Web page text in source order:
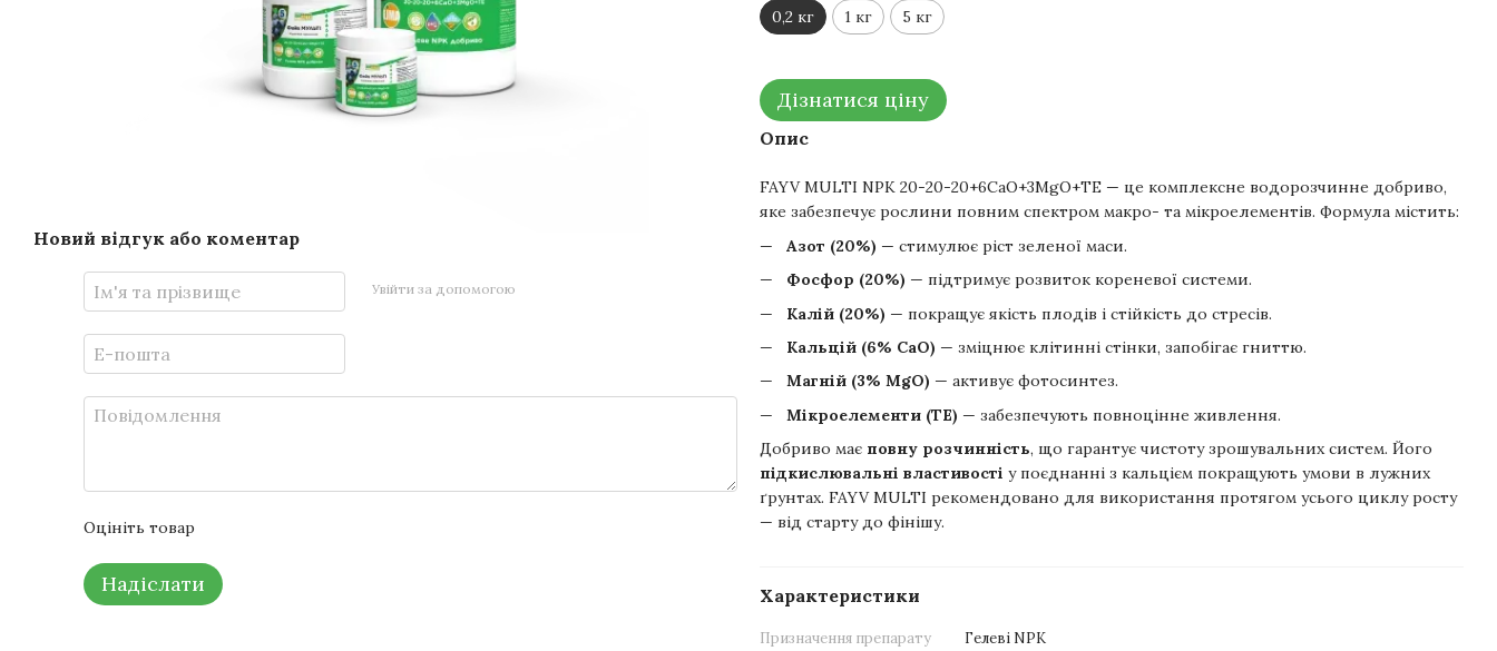
Новий відгук або коментар
Увійти за допомогою
Оцініть товар
Надіслати
0,2 кг 1 кг 5 кг
Дізнатися ціну
Опис
FAYV MULTI NPK 20-20-20+6CaO+3MgO+TE — це комплексне водорозчинне добриво,
яке забезпечує рослини повним спектром макро- та мікроелементів. Формула містить:
Азот (20%) — стимулює ріст зеленої маси.
Фосфор (20%) — підтримує розвиток кореневої системи.
Калій (20%) — покращує якість плодів і стійкість до стресів.
Кальцій (6% CaO) — зміцнює клітинні стінки, запобігає гниттю.
Магній (3% MgO) — активує фотосинтез.
Мікроелементи (TE) — забезпечують повноцінне живлення.
Добриво має повну розчинність, що гарантує чистоту зрошувальних систем. Його
підкислювальні властивості у поєднанні з кальцієм покращують умови в лужних
ґрунтах. FAYV MULTI рекомендовано для використання протягом усього циклу росту
— від старту до фінішу.
Характеристики
Призначення препарату
Гелеві NPK